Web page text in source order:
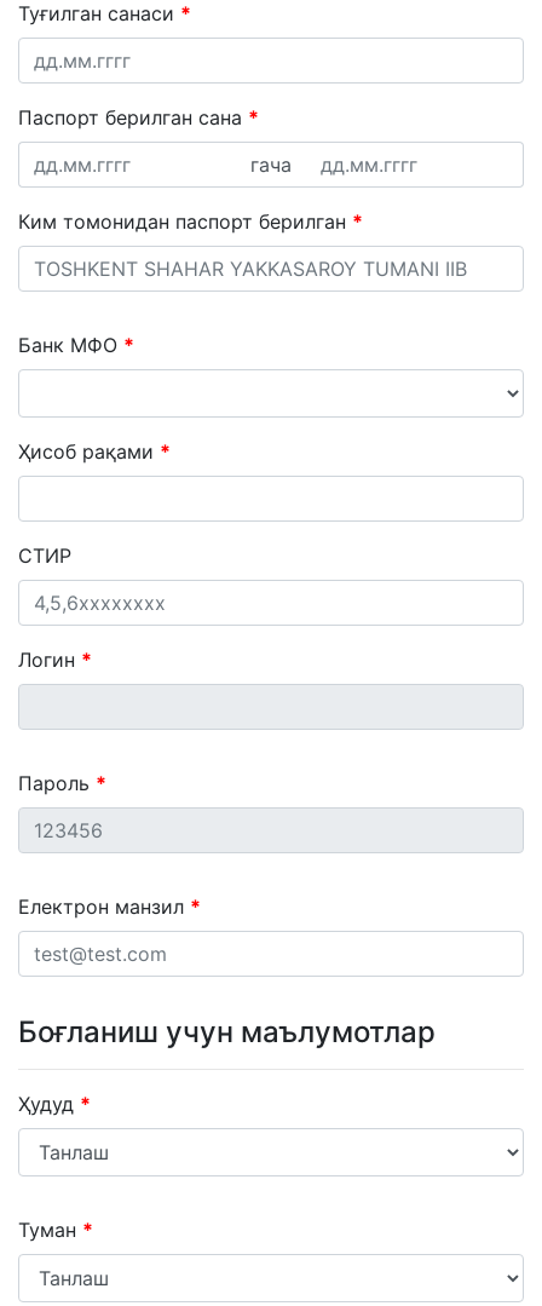
Туғилган санаси
Паспорт берилган сана
гача
Ким томонидан паспорт берилган
Банк МФО
Ҳисоб рақами
СТИР
Логин
Пароль
Електрон манзил
Боғланиш учун маълумотлар
Ҳудуд
Туман